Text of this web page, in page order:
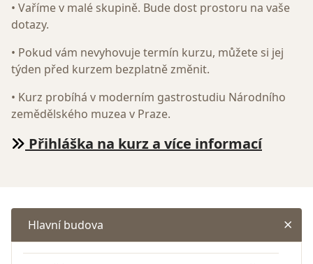
• Vaříme v malé skupině. Bude dost prostoru na vaše
dotazy.
• Pokud vám nevyhovuje termín kurzu, můžete si jej
týden před kurzem bezplatně změnit.
• Kurz probíhá v moderním gastrostudiu Národního
zemědělského muzea v Praze.
Přihláška na kurz a více informací
Hlavní budova